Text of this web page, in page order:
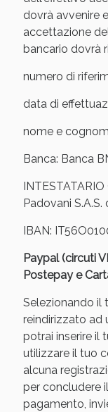
dovrà avvenire
accettazione
bancario dovrà
numero di
data di
nome e
Banca: Banca
Padovani
IBAN:
Paypal (circuti
Postepay e
Selezionando il
reindirizzato ad
potrai inserire il
utilizzare il tuo
alcuna
per concludere
pagamento,
Sconto
Vie Urinarie